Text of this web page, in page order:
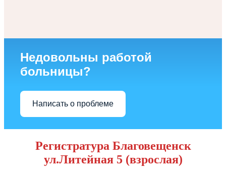
Недовольны работой
больницы?
Написать о проблеме
Регистратура Благовещенск
ул.Литейная 5 (взрослая)